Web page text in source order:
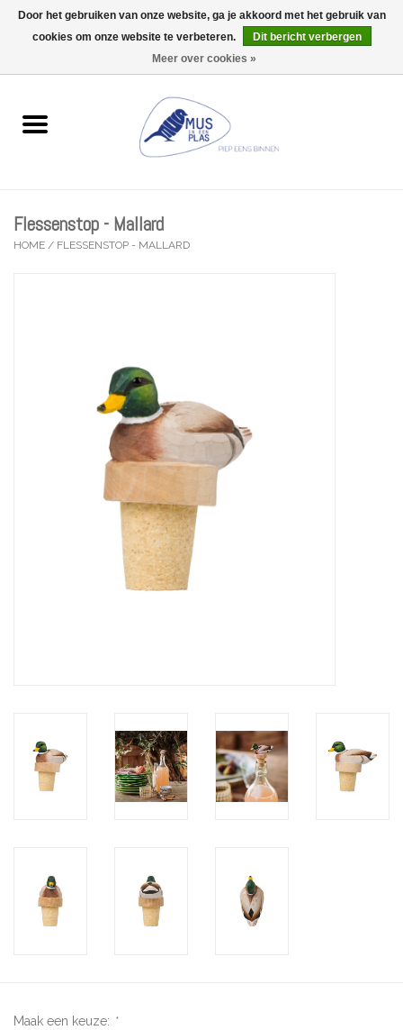
0 Artikelen - €0,00
Wenskaarten
Lifestyle
Flessenstop - Mallard
HOME / FLESSENSTOP - MALLARD
Maak een keuze: *
Door het gebruiken van onze website, ga je akkoord met het gebruik van
cookies om onze website te verbeteren.
Dit bericht verbergen
Meer over cookies »
Wij zijn uitzonderlijk gesloten op Do 13/08